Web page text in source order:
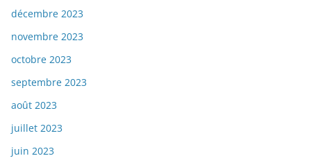
décembre 2023
novembre 2023
octobre 2023
septembre 2023
août 2023
juillet 2023
juin 2023